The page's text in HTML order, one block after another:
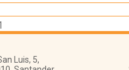
Luis, 5,